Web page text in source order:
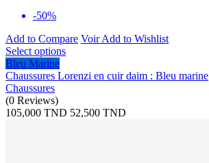
-50%
Add to Compare VoirAdd to Wishlist
Select options
Bleu Marine
Chaussures Lorenzi en cuir daim : Bleu marine
Chaussures
(0 Reviews)
105,000 TND 52,500 TND